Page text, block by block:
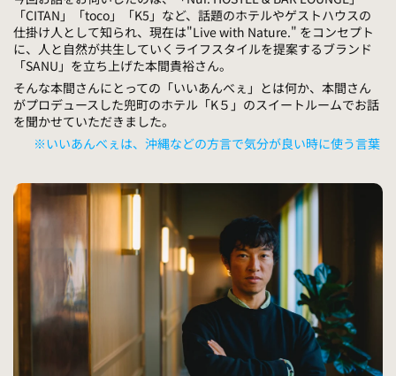
「CITAN」「toco」「K5」など、話題のホテルやゲストハウスの
仕掛け人として知られ、現在は"Live with Nature." をコンセプト
に、人と自然が共生していくライフスタイルを提案するブランド
「SANU」を立ち上げた本間貴裕さん。
そんな本間さんにとっての「いいあんべぇ」とは何か、本間さん
がプロデュースした兜町のホテル「K５」のスイートルームでお話
を聞かせていただきました。
※いいあんべぇは、沖縄などの方言で気分が良い時に使う言葉